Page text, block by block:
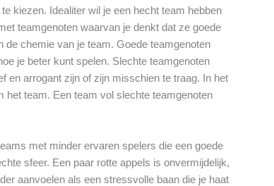
kiezen. Idealiter wil je een hecht team hebben
teamgenoten waarvan je denkt dat ze goede
de chemie van je team. Goede teamgenoten
je beter kunt spelen. Slechte teamgenoten
en arrogant zijn of zijn misschien te traag. In het
team. Een team vol slechte teamgenoten
met minder ervaren spelers die een goede
sfeer. Een paar rotte appels is onvermijdelijk,
aanvoelen als een stressvolle baan die je haat